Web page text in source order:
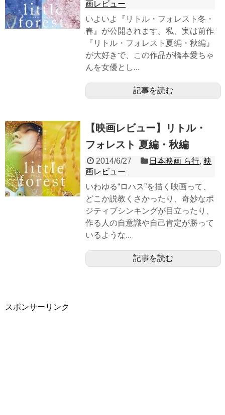
画レビュー
いよいよ『リトル・フォレスト冬・
春』が公開されます。私、実は前作
『リトル・フォレスト夏編・秋編』
が大好きで、この作品が橋本愛ちゃ
んを女優とし...
記事を読む
【映画レビュー】リトル・
フォレスト 夏編・秋編
2014/6/27 日本映画 ら行, 映
画レビュー
いわゆる“ロハス”を描く映画って、
どこか説教くさかったり、奇妙なポ
ジティブシンキングが目立ったり、
作る人の自意識や自己肯定が勝って
いるような...
記事を読む
スポンサーリンク